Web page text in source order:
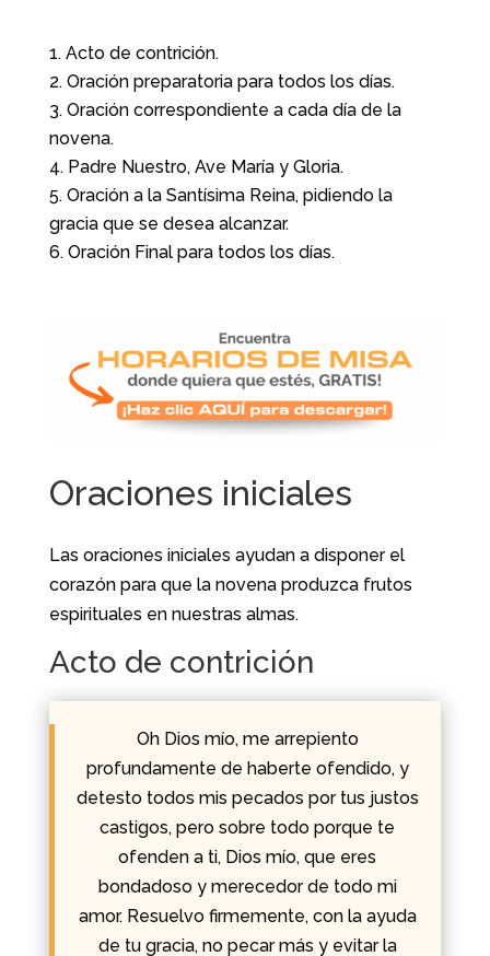
Acto de contrición.
Oración preparatoria para todos los días.
Oración correspondiente a cada día de la
novena.
Padre Nuestro, Ave María y Gloria.
Oración a la Santísima Reina, pidiendo la
gracia que se desea alcanzar.
Oración Final para todos los días.
Oraciones iniciales
Las oraciones iniciales ayudan a disponer el
corazón para que la novena produzca frutos
espirituales en nuestras almas.
Acto de contrición
Oh Dios mío, me arrepiento
profundamente de haberte ofendido, y
detesto todos mis pecados por tus justos
castigos, pero sobre todo porque te
ofenden a ti, Dios mío, que eres
bondadoso y merecedor de todo mi
amor. Resuelvo firmemente, con la ayuda
de tu gracia, no pecar más y evitar la